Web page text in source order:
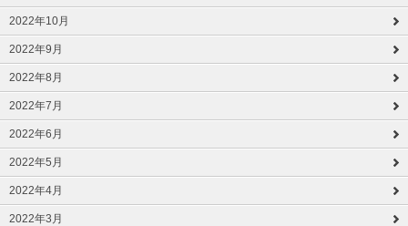
2022年10月
2022年9月
2022年8月
2022年7月
2022年6月
2022年5月
2022年4月
2022年3月